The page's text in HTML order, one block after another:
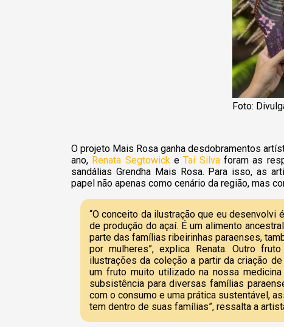
Foto:
O projeto Mais Rosa ganha desdobramentos
ano, Renata SegtowickeTai Silvaforam as
sandálias Grendha Mais Rosa. Para isso, as
papel não apenas como cenário da região, mas
“O conceito da ilustração que eu desenvolvi
de produção do açaí. É um alimento
parte das famílias ribeirinhas paraenses,
por mulheres”, explica Renata. Outro
ilustrações da coleção a partir da criação
um fruto muito utilizado na nossa
subsistência para diversas famílias
com o consumo e uma prática sustentável,
tem dentro de suas famílias”, ressalta a